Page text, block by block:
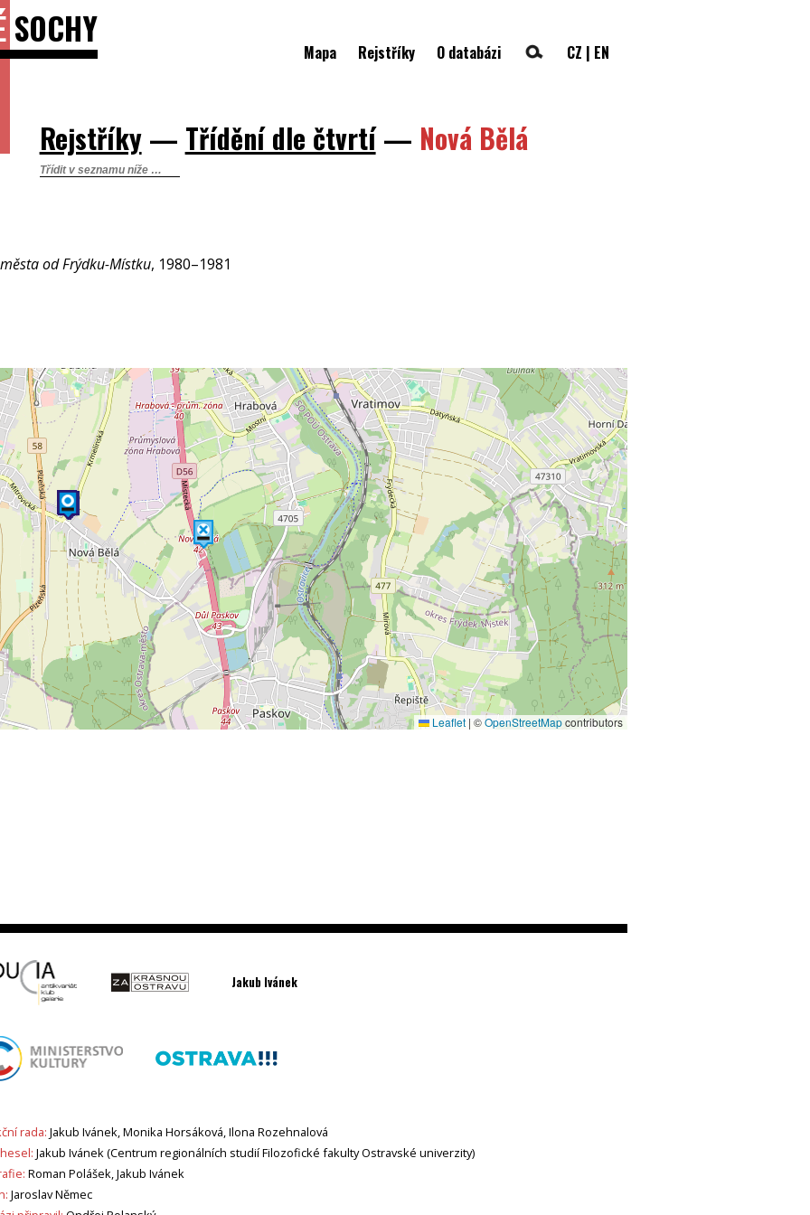
SOCHY
Mapa Rejstříky O databázi CZ | EN
Rejstříky— Třídění dle čtvrtí— Nová Bělá
od Frýdku-Místku, 1980–1981
Leaflet | ©OpenStreetMapcontributors
Jakub Ivánek
rada: Jakub Ivánek, Monika Horsáková, Ilona Rozehnalová
Jakub Ivánek (Centrum regionálních studií Filozofické fakulty Ostravské univerzity)
Roman Polášek, Jakub Ivánek
Jaroslav Němec